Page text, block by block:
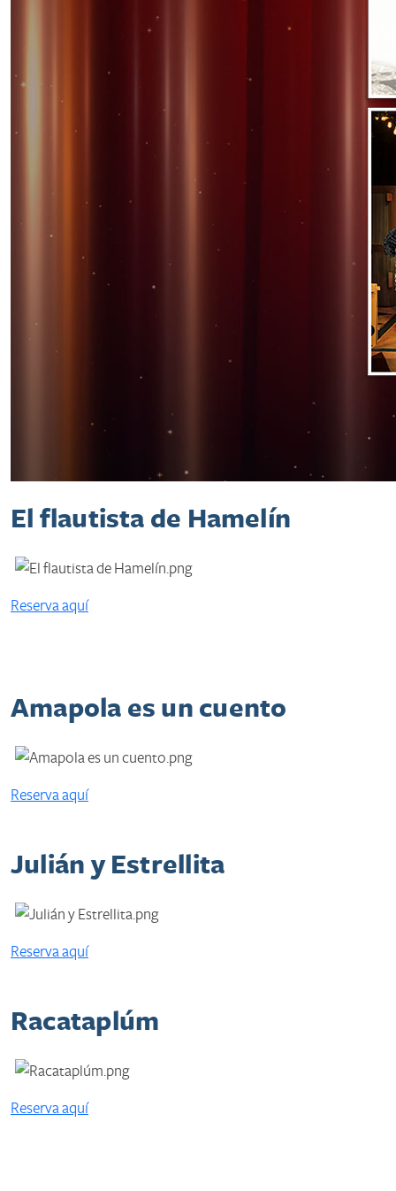
El flautista de Hamelín
Reserva aquí​
Amapola es un cuento
Reserva aquí
Julián y Estrellita
Reserva aquí
Racataplúm
Reserva aquí​